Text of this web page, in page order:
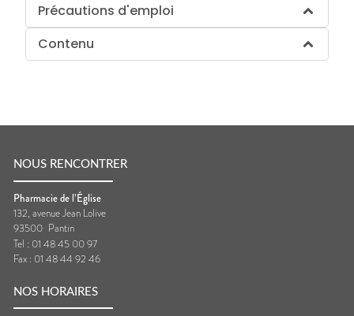
Précautions d'emploi
Contenu
NOUS RENCONTRER
Pharmacie de l’Église
132, avenue Jean Lolive
93500 Pantin
Tel : 01 48 45 00 97
Fax : 01 48 44 92 46
NOS HORAIRES